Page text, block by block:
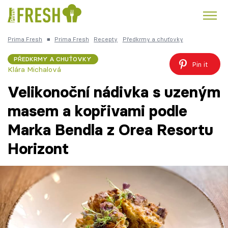
Česká kuchyně
Témata
Články
TV Program
Prima Fresh ■ Prima Fresh Recepty Předkrmy a chuťovky
PŘEDKRMY A CHUŤOVKY
Klára Michalová
Pin it
Velikonoční nádivka s uzeným
masem a kopřivami podle
Marka Bendla z Orea Resortu
Horizont